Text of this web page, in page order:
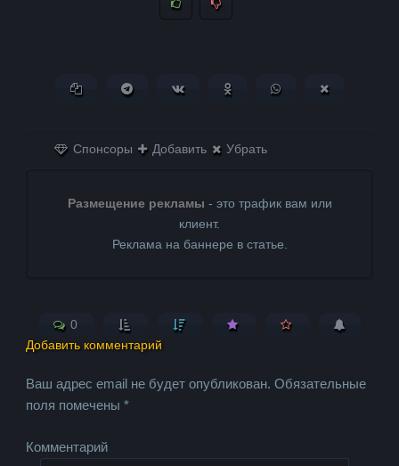
Копировать ссылкуПоделиться в Telegram
Поделиться ВКонтактеПоделиться в
Поделиться в
Спонсоры Добавить Убрать
Размещение рекламы - это трафик вам или
клиент.
Реклама на баннере в статье.
0
Добавить комментарий
Ваш адрес email не будет опубликован. Обязательные
поля помечены*
Комментарий